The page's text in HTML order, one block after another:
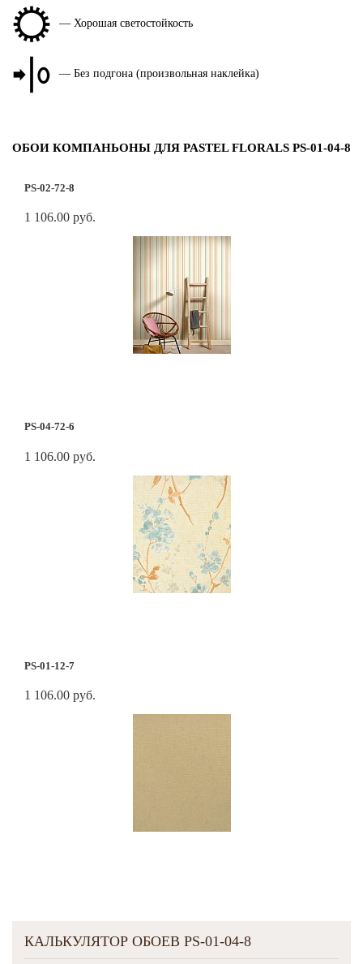
— Хорошая светостойкость
— Без подгона (произвольная наклейка)
ОБОИ КОМПАНЬОНЫ ДЛЯ PASTEL FLORALS PS-01-04-8
PS-02-72-8
1 106.00 руб.
PS-04-72-6
1 106.00 руб.
PS-01-12-7
1 106.00 руб.
КАЛЬКУЛЯТОР ОБОЕВ PS-01-04-8